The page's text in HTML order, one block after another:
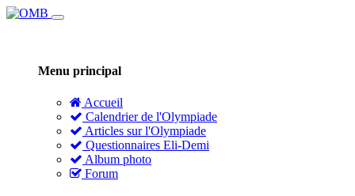
Menu principal
Accueil
Calendrier de l'Olympiade
Articles sur l'Olympiade
Questionnaires Eli-Demi
Album photo
Forum